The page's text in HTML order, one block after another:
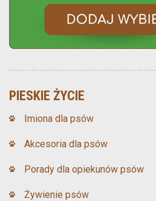
PIESKIE ŻYCIE
Imiona dla psów
Akcesoria dla psów
Porady dla opiekunów psów
Żywienie psów